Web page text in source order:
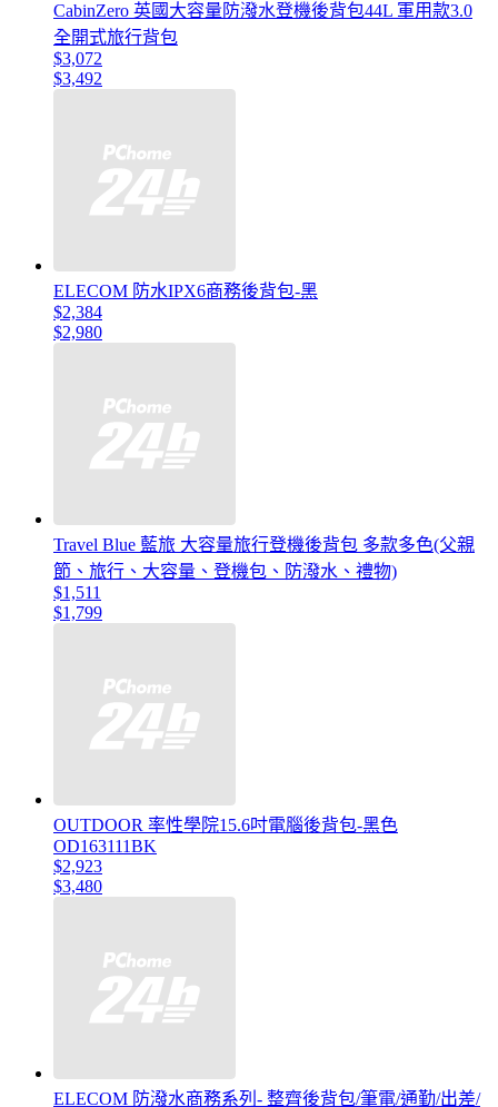
CabinZero 英國大容量防潑水登機後背包44L 軍用款3.0
全開式旅行背包
$3,072
$3,492
ELECOM 防水IPX6商務後背包-黑
$2,384
$2,980
Travel Blue 藍旅 大容量旅行登機後背包 多款多色(父親
節、旅行、大容量、登機包、防潑水、禮物)
$1,511
$1,799
OUTDOOR 率性學院15.6吋電腦後背包-黑色
OD163111BK
$2,923
$3,480
ELECOM 防潑水商務系列- 整齊後背包/筆電/通勤/出差/